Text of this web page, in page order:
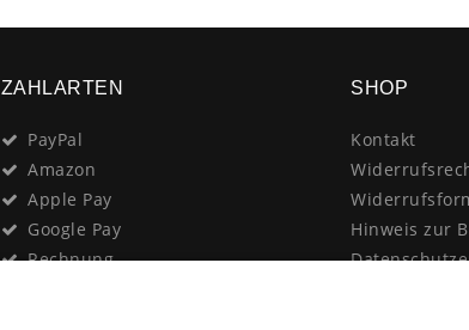
ZAHLARTEN
PayPal
Amazon
Apple Pay
Google Pay
Rechnung
SHOP
Kontakt
Hinweis zur